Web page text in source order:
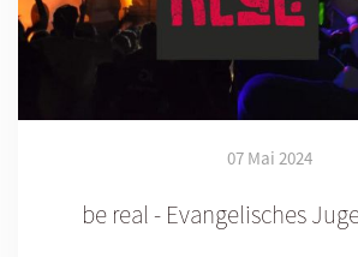
07 Mai 2024
be real - Evangelisches